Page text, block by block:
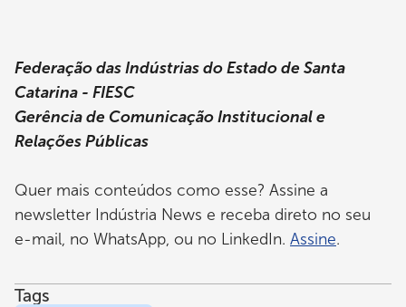
Federação das Indústrias do Estado de Santa
Catarina - FIESC
Gerência de Comunicação Institucional e
Relações Públicas
Quer mais conteúdos como esse? Assine a
newsletter Indústria News e receba direto no seu
e-mail, no WhatsApp, ou no LinkedIn. Assine.
Tags